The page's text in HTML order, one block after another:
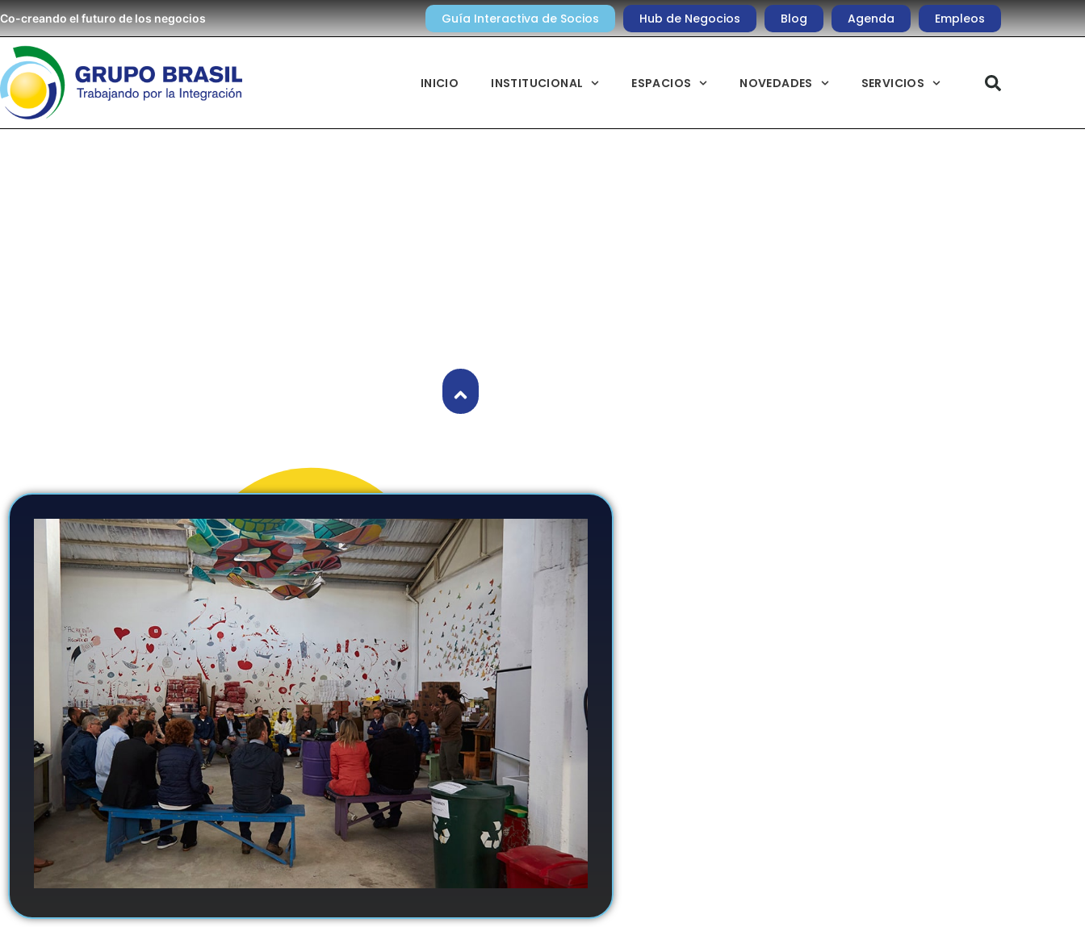
Co-creando el futuro de los negocios Guía Interactiva de Socios Hub de Negocios Blog Agenda Empleos
INICIO INSTITUCIONAL ESPACIOS NOVEDADES SERVICIOS